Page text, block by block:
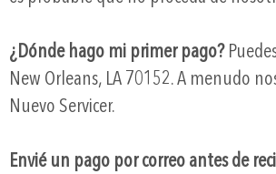
¿Dónde hago mi primer pago?
New Orleans, LA 70152. A menudo
Nuevo Servicer.
Envié un pago por correo antes de